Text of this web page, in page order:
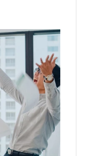
Kursi Kantor